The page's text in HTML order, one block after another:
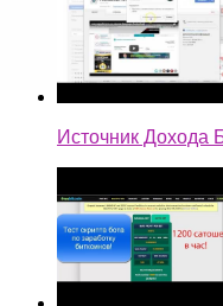
Источник Дохода